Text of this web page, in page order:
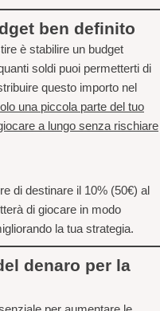
ben definito
è stabilire un budget
soldi puoi permetterti di
questo importo nel
una piccola parte del tuo
a lungo senza rischiare
di destinare il 10% (50€) al
di giocare in modo
la tua strategia.
denaro per la